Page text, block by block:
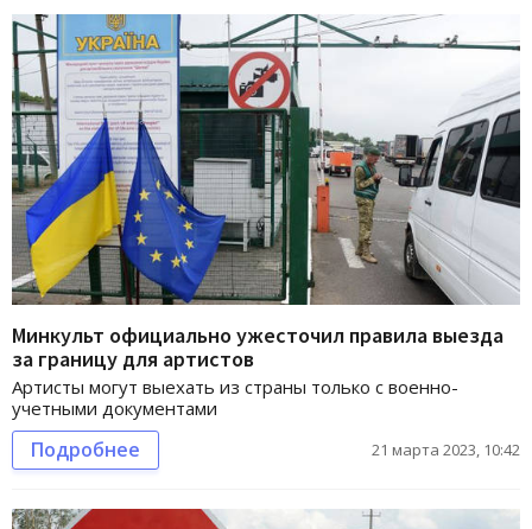
Минкульт официально ужесточил правила выезда
за границу для артистов
Артисты могут выехать из страны только с военно-
учетными документами
Подробнее 21 марта 2023, 10:42